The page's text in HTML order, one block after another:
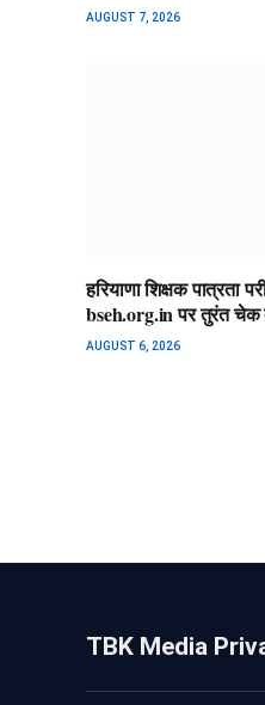
AUGUST 7, 2026
हरियाणा शिक्षक पात्रता
bseh.org.in पर तुरंत चेक
AUGUST 6, 2026
TBK Media